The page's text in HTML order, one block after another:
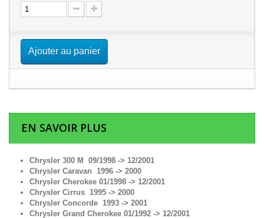
Ajouter au panier
EN SAVOIR PLUS
Chrysler 300 M 09/1998 -> 12/2001
Chrysler Caravan 1996 -> 2000
Chrysler Cherokee 01/1998 -> 12/2001
Chrysler Cirrus 1995 -> 2000
Chrysler Concorde 1993 -> 2001
Chrysler Grand Cherokee 01/1992 -> 12/2001